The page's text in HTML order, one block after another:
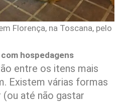
Florença, na Toscana, pelo
hospedagens
entre os itens mais
Existem várias formas
até não gastar